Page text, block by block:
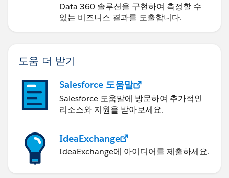
Data 360 솔루션을 구현하여 측정할 수
있는 비즈니스 결과를 도출합니다.
도움 더 받기
Salesforce 도움말
Salesforce 도움말에 방문하여 추가적인
리소스와 지원을 받아보세요.
IdeaExchange
IdeaExchange에 아이디어를 제출하세요.